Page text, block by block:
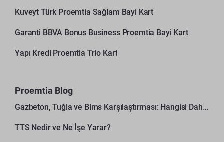
Kuveyt Türk Proemtia Sağlam Bayi Kart
Garanti BBVA Bonus Business Proemtia Bayi Kart
Yapı Kredi Proemtia Trio Kart
Proemtia Blog
Gazbeton, Tuğla ve Bims Karşılaştırması: Hangisi Daha Avantajlı?
TTS Nedir ve Ne İşe Yarar?